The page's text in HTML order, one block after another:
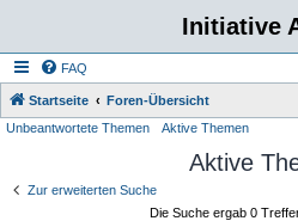
Initiative
FAQ
Startseite Foren-Übersicht
Unbeantwortete Themen Aktive Themen
Aktive
Zur erweiterten Suche
Die Suche ergab 0